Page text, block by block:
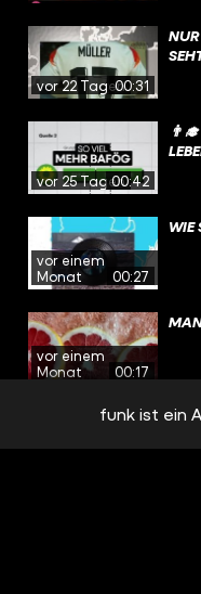
vor 22 Tagen00:31
NUR
vor 25 Tagen00:42
vor einem
Monat
00:27
WIE
vor einem
Monat
00:17
vor einem
1-1-
funk ist ein